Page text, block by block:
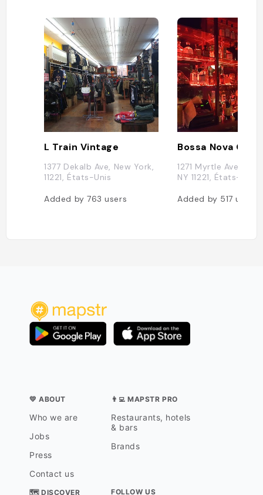
L Train Vintage
1377 Dekalb Ave, New York,
11221, États-Unis
Added by763users
Bossa Nova
1271 Myrtle Ave,
NY 11221, États-Unis
Added by 517users
💛 ABOUT
Who we are
Jobs
Press
Contact us
👨‍💻 MAPSTR PRO
Restaurants, hotels
& bars
Brands
🗺 DISCOVER FOLLOW US